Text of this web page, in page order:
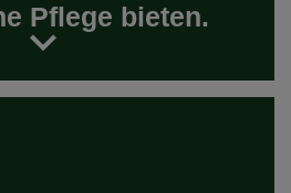
Pflege bieten.